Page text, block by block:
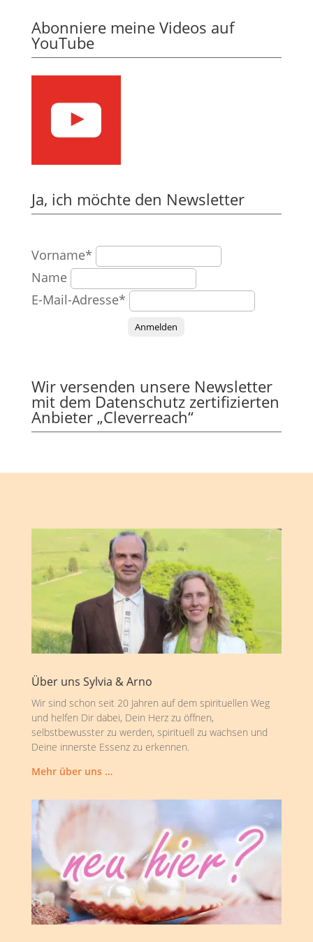
Abonniere meine Videos auf
YouTube
Ja, ich möchte den Newsletter
Vorname*
Name
E-Mail-Adresse*
Anmelden
Wir versenden unsere Newsletter
mit dem Datenschutz zertifizierten
Anbieter „Cleverreach“
Über uns Sylvia & Arno
Wir sind schon seit 20 Jahren auf dem spirituellen Weg
und helfen Dir dabei, Dein Herz zu öffnen,
selbstbewusster zu werden, spirituell zu wachsen und
Deine innerste Essenz zu erkennen.
Mehr über uns …